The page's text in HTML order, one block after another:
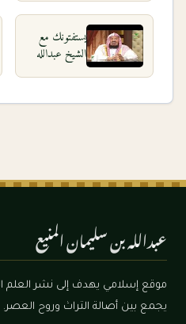
١٤٤١هـ من
مسجد نمرة
يستفتونك مع
الشيخ عبدالله
عبدالله بن سليمان المنيع
موقع إسلامي يهدف إلى نشر العلم
يجمع بين أصالة التراث وروح العصر.